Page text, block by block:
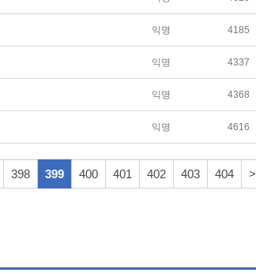
익명 4185
익명 4337
익명 4368
익명 4616
398 399 400 401 402 403 404 >